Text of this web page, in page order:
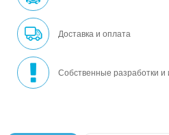
Доставка и оплата
Собственные разработки